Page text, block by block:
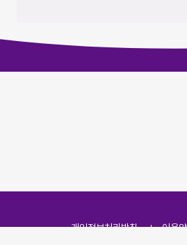
개인정보처리방침 이용